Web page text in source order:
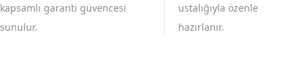
kapsamlı garanti güvencesi
sunulur.
ustalığıyla özenle
hazırlanır.